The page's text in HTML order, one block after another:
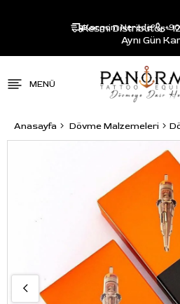
Resmi Distribütör -
Aynı Gün
Kargom Nerede?
Anasayfa Dövme Malzemeleri